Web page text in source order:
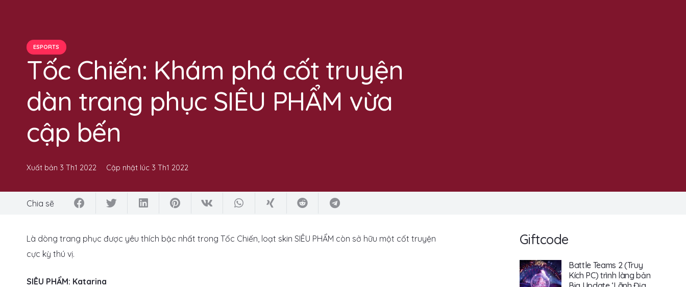
ESPORTS
Tốc Chiến: Khám phá cốt truyện
dàn trang phục SIÊU PHẨM vừa
cập bến
Xuất bản 3 Th1 2022 Cập nhật lúc 3 Th1 2022
Chia sẽ
Là dòng trang phục được yêu thích bậc nhất trong Tốc Chiến, loạt skin SIÊU PHẨM còn sở hữu một cốt truyện
cực kỳ thú vị.
SIÊU PHẨM: Katarina
Giftcode
Battle Teams 2 (Truy
Kích PC) trình làng bản